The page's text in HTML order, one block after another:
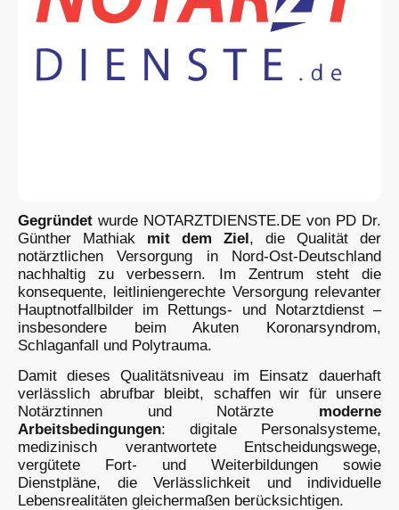
Gegründet wurde NOTARZTDIENSTE.DE von PD Dr.
Günther Mathiak mit dem Ziel, die Qualität der
notärztlichen Versorgung in Nord-Ost-Deutschland
nachhaltig zu verbessern. Im Zentrum steht die
konsequente, leitliniengerechte Versorgung relevanter
Hauptnotfallbilder im Rettungs- und Notarztdienst –
insbesondere beim Akuten Koronarsyndrom,
Schlaganfall und Polytrauma.
Damit dieses Qualitätsniveau im Einsatz dauerhaft
verlässlich abrufbar bleibt, schaffen wir für unsere
Notärztinnen und Notärzte moderne
Arbeitsbedingungen: digitale Personalsysteme,
medizinisch verantwortete Entscheidungswege,
vergütete Fort- und Weiterbildungen sowie
Dienstpläne, die Verlässlichkeit und individuelle
Lebensrealitäten gleichermaßen berücksichtigen.